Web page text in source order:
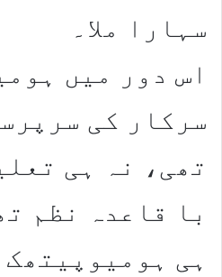
سہارا ملا۔
اس دور میں
سرکار کی
تھی، نہ ہی
با قاعدہ نظم
ہی